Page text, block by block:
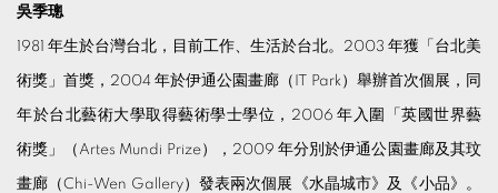
吳季璁
1981 年生於台灣台北，目前工作、生活於台北。2003 年獲「台北美
術獎」首獎，2004 年於伊通公園畫廊（IT Park）舉辦首次個展，同
年於台北藝術大學取得藝術學士學位，2006 年入圍「英國世界藝
術獎」（Artes Mundi Prize），2009 年分別於伊通公園畫廊及其玟
畫廊（Chi-Wen Gallery）發表兩次個展《水晶城市》及《小品》。